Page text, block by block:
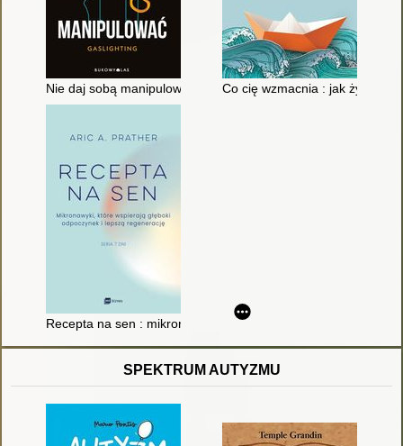
Nie daj sobą manipulować : gaslightingCo cię wzmacnia : jak żyć
Recepta na sen : mikronawyki, które wspierają głęboki
SPEKTRUM AUTYZMU